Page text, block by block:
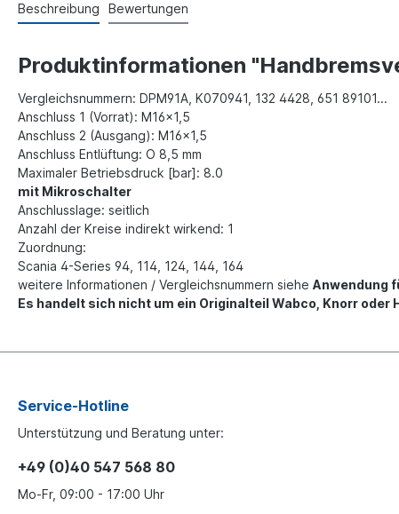
Beschreibung Bewertungen
Produktinformationen
Vergleichsnummern: DPM91A, K070941, 132 4428, 651 89101...
Anschluss 1 (Vorrat): M16x1,5
Anschluss 2 (Ausgang): M16x1,5
Anschluss Entlüftung: O 8,5 mm
Maximaler Betriebsdruck [bar]: 8.0
mit Mikroschalter
Anschlusslage: seitlich
Anzahl der Kreise indirekt wirkend: 1
Zuordnung:
Scania 4-Series 94, 114, 124, 144, 164
weitere Informationen / Vergleichsnummern siehe Anwendung
Es handelt sich nicht um ein Originalteil Wabco, Knorr
Service-Hotline
Unterstützung und Beratung unter:
+49 (0)40 547 568 80
Mo-Fr, 09:00 - 17:00 Uhr